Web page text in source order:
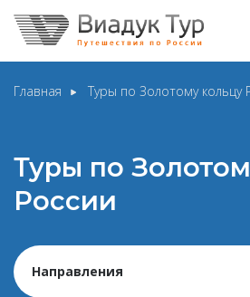
Главная Туры по Золотому кольцу
Туры по
России
Направления